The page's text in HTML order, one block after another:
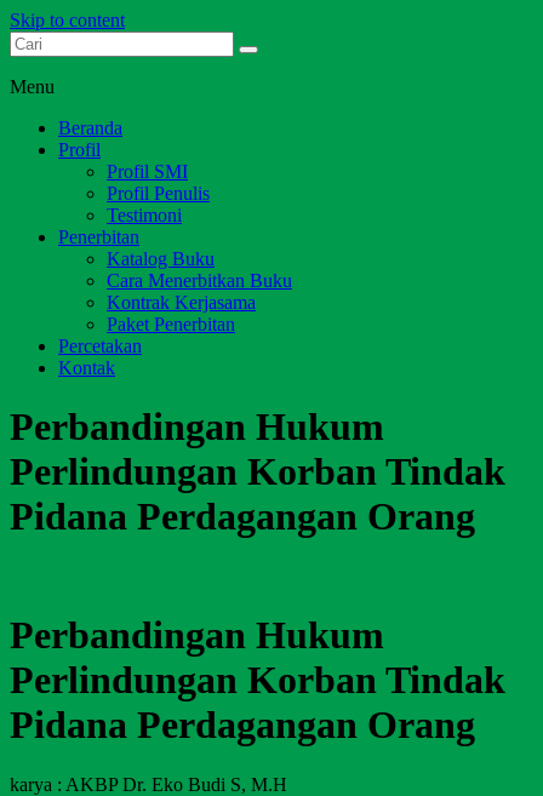
Skip to content
Dari Jambi untuk Indonesia
Menu
Beranda
Profil
Profil SMI
Profil Penulis
Testimoni
Penerbitan
Katalog Buku
Cara Menerbitkan Buku
Kontrak Kerjasama
Paket Penerbitan
Percetakan
Kontak
Perbandingan Hukum
Perlindungan Korban Tindak
Pidana Perdagangan Orang
Perbandingan Hukum
Perlindungan Korban Tindak
Pidana Perdagangan Orang
karya : AKBP Dr. Eko Budi S, M.H